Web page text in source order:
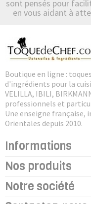
sont pensés pour
en vous aidant à
Boutique en ligne :
d'ingrédients pour la
VELILLA, IBILI,
professionnels et
Une enseigne française,
Orientales depuis 2010.
Informations
Nos produits
Notre société